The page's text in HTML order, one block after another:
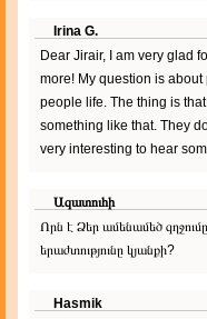
Irina G.
Dear Jirair, I am very glad
more! My question is
people life. The thing is
something like that. They
very interesting to hear
Ազատուհի
Որն է Ձեր ամենամեծ
երաժտությունը կյանքի?
Hasmik